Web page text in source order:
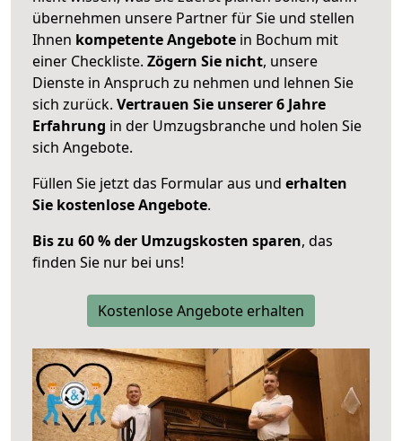
übernehmen unsere Partner für Sie und stellen
Ihnen kompetente Angebote in Bochum mit
einer Checkliste. Zögern Sie nicht, unsere
Dienste in Anspruch zu nehmen und lehnen Sie
sich zurück. Vertrauen Sie unserer 6 Jahre
Erfahrung in der Umzugsbranche und holen Sie
sich Angebote.
Füllen Sie jetzt das Formular aus und erhalten
Sie kostenlose Angebote.
Bis zu 60 % der Umzugskosten sparen, das
finden Sie nur bei uns!
Kostenlose Angebote erhalten